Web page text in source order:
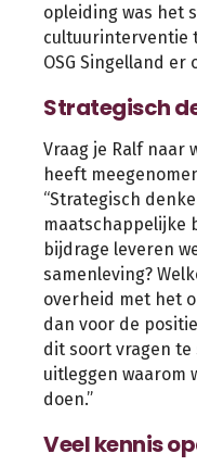
opleiding was het
cultuurinterventie
OSG Singelland er
Strategisch
Vraag je Ralf naar
heeft
“Strategisch
maatschappelijke
bijdrage leveren
samenleving?
overheid met het
dan voor de
dit soort vragen
uitleggen waarom
doen.”
Veel kennis